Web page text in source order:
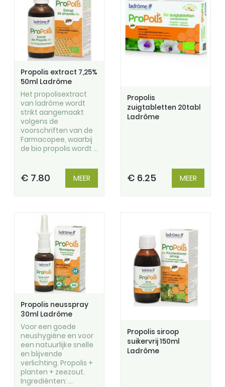
Propolis extract 7,25%
50ml Ladrôme
Het propolisextract
van ladrôme wordt
strikt aangemaakt
volgens de
voorschriften van de
Farmacopee, waarbij
de bio propolis wordt ...
€ 7.80 MEER
Propolis
zuigtabletten 20tabl
Ladrôme
€ 6.25 MEER
Propolis neusspray
30ml Ladrôme
Voor een goede
neushygiëne en voor
een natuurlijke snelle
en blijvende
verlichting. Propolis +
planten + zeezout.
Ingrediënten: ...
Propolis siroop
suikervrij 150ml
Ladrôme